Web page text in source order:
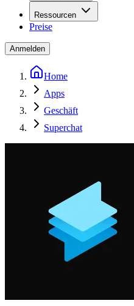
Ressourcen
Preise
Anmelden
Home
Apps
Geschäft
Superchat